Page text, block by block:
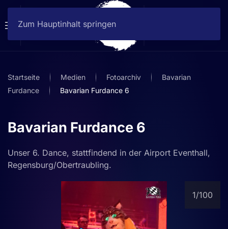
Zum Hauptinhalt springen
Startseite Medien Fotoarchiv
Bavarian
Furdance
Bavarian Furdance 6
Bavarian Furdance 6
Unser 6. Dance, stattfindend in der Airport Eventhall,
Regensburg/Obertraubling.
1/100